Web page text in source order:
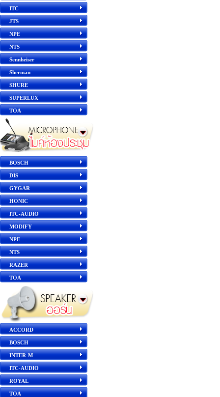
ITC
JTS
NPE
NTS
Sennheiser
Sherman
SHURE
SUPERLUX
TOA
BOSCH
DIS
GYGAR
HONIC
ITC-AUDIO
MODIFY
NPE
NTS
RAZER
TOA
ACCORD
BOSCH
INTER-M
ITC-AUDIO
ROYAL
TOA